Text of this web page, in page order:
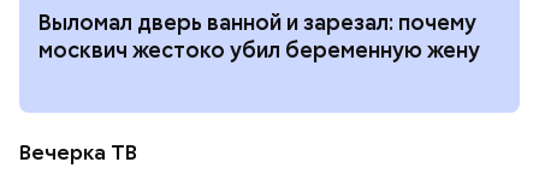
Выломал дверь ванной и зарезал: почему
москвич жестоко убил беременную жену
Вечерка ТВ